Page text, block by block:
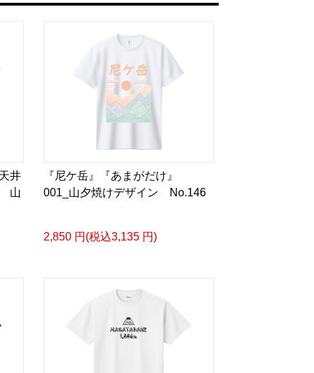
井
山
『尼ケ岳』『あまがだけ』
001_山夕焼けデザイン No.146
2,850 円(税込3,135 円)